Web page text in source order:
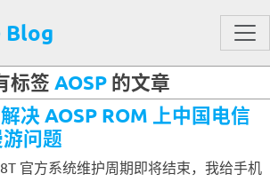
Blog
标签 AOSP的文章
决 AOSP ROM 上中国电信
问题
官方系统维护周期即将结束，我给手机